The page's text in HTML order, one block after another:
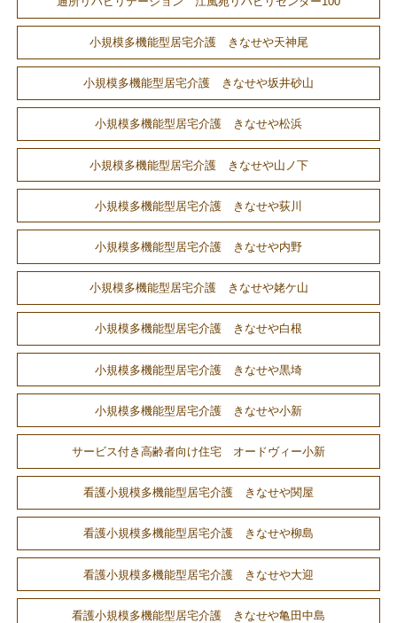
小規模多機能型居宅介護 きなせや天神尾
小規模多機能型居宅介護 きなせや坂井砂山
小規模多機能型居宅介護 きなせや松浜
小規模多機能型居宅介護 きなせや山ノ下
小規模多機能型居宅介護 きなせや荻川
小規模多機能型居宅介護 きなせや内野
小規模多機能型居宅介護 きなせや姥ケ山
小規模多機能型居宅介護 きなせや白根
小規模多機能型居宅介護 きなせや黒埼
小規模多機能型居宅介護 きなせや小新
サービス付き高齢者向け住宅 オードヴィー小新
看護小規模多機能型居宅介護 きなせや関屋
看護小規模多機能型居宅介護 きなせや柳島
看護小規模多機能型居宅介護 きなせや大迎
看護小規模多機能型居宅介護 きなせや亀田中島